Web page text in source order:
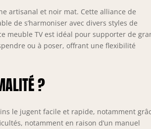
profondeur, la commode TV offre un
sans surcharger la pièce - idéale
de vie plus petits. Montage simple
à plat avec toutes les pièces
rapide possible, éclairage LED
artisanal et noir mat. Cette alliance de
de s’harmoniser avec divers styles de
meuble TV est idéal pour supporter de
ou à poser, offrant une flexibilité
?
le jugent facile et rapide, notamment
notamment en raison d’un manuel